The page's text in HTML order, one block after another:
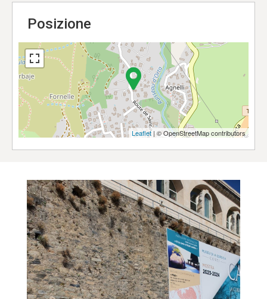
Posizione
Leaflet| © OpenStreetMap contributors